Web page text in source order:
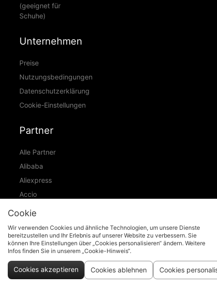
(geeignet für
Schuhe)
Unternehmen
Preise
Nutzungsbedingungen
Datenschutzerklärung
Cookie-Einstellungen
Partner
Alle Partner
Alibaba
Aliexpress
Accio
ID Ranking
support@piccopilot.com
Cookie
Wir verwenden Cookies und ähnliche Technologien, um unsere Dienste
bereitzustellen und Ihr Erlebnis auf unserer Website zu verbessern. Sie
können Ihre Einstellungen über „Cookies personalisieren“ ändern. Weitere
Infos finden Sie in unserem „Cookie-Hinweis“.
Cookies akzeptieren Cookies ablehnen Cookies